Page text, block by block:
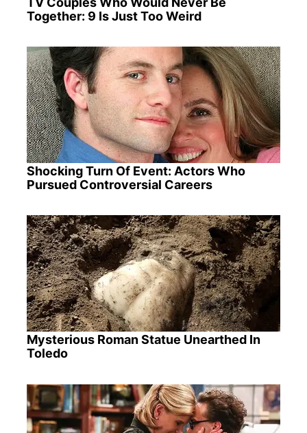
Together: 9 Is Just Too Weird
Shocking Turn Of Event: Actors Who
Pursued Controversial Careers
Mysterious Roman Statue Unearthed In
Toledo